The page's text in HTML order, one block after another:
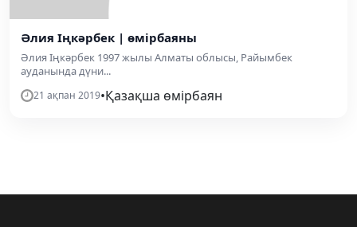
Әлия Іңкәрбек | өмірбаяны
Әлия Іңкәрбек 1997 жылы Алматы облысы, Райымбек
ауданында дүни...
21 ақпан 2019•Қазақша өмірбаян